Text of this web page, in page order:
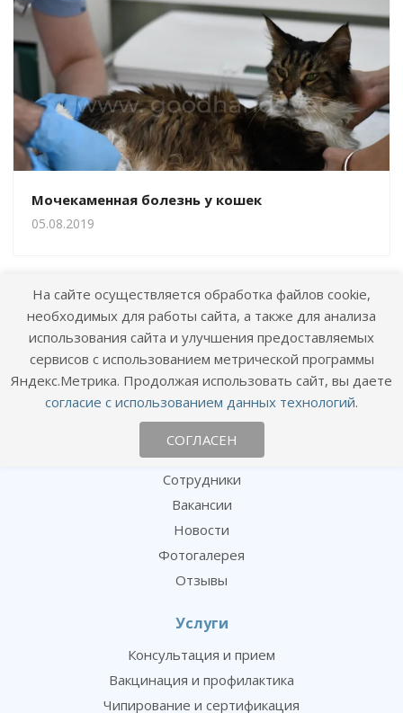
Мочекаменная болезнь у кошек
05.08.2019
О клинике
Сотрудники
Вакансии
Новости
Фотогалерея
Отзывы
Услуги
Консультация и прием
Вакцинация и профилактика
Чипирование и сертификация
На сайте осуществляется обработка файлов cookie,
необходимых для работы сайта, а также для анализа
использования сайта и улучшения предоставляемых
сервисов с использованием метрической программы
Яндекс.Метрика. Продолжая использовать сайт, вы даете
согласие с использованием данных технологий.
СОГЛАСЕН